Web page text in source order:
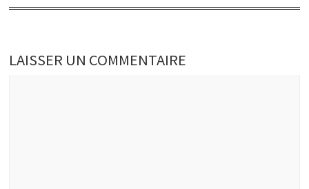
LAISSER UN COMMENTAIRE